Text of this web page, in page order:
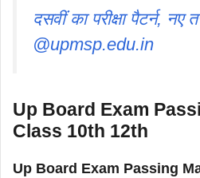
दसवीं का परीक्षा पैटर्न,
@upmsp.edu.in
Up Board Exam
Class 10th 12th
Up Board Exam Passing